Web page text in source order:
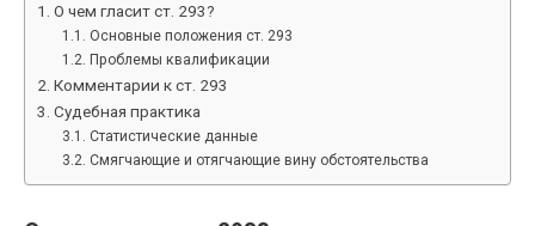
О чем гласит ст. 293?
Основные положения ст. 293
Проблемы квалификации
Комментарии к ст. 293
Судебная практика
Статистические данные
Смягчающие и отягчающие вину обстоятельства